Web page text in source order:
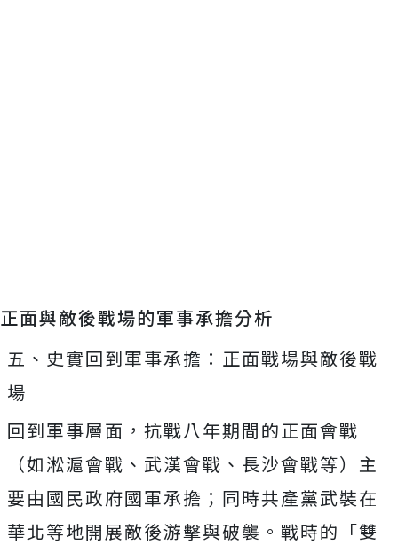
正面與敵後戰場的軍事承擔分析
五、史實回到軍事承擔：正面戰場與敵後戰
場
回到軍事層面，抗戰八年期間的正面會戰
（如淞滬會戰、武漢會戰、長沙會戰等）主
要由國民政府國軍承擔；同時共產黨武裝在
華北等地開展敵後游擊與破襲。戰時的「雙